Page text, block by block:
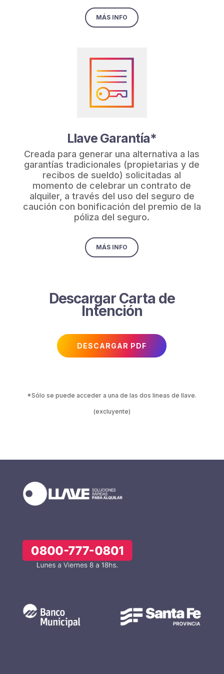
MÁS INFO
Llave Garantía*
Creada para generar una alternativa a las
garantías tradicionales (propietarias y de
recibos de sueldo) solicitadas al
momento de celebrar un contrato de
alquiler, a través del uso del seguro de
caución con bonificación del premio de la
póliza del seguro.
MÁS INFO
Descargar Carta de
Intención
DESCARGAR PDF
*Sólo se puede acceder a una de las dos lineas de llave.
(excluyente)